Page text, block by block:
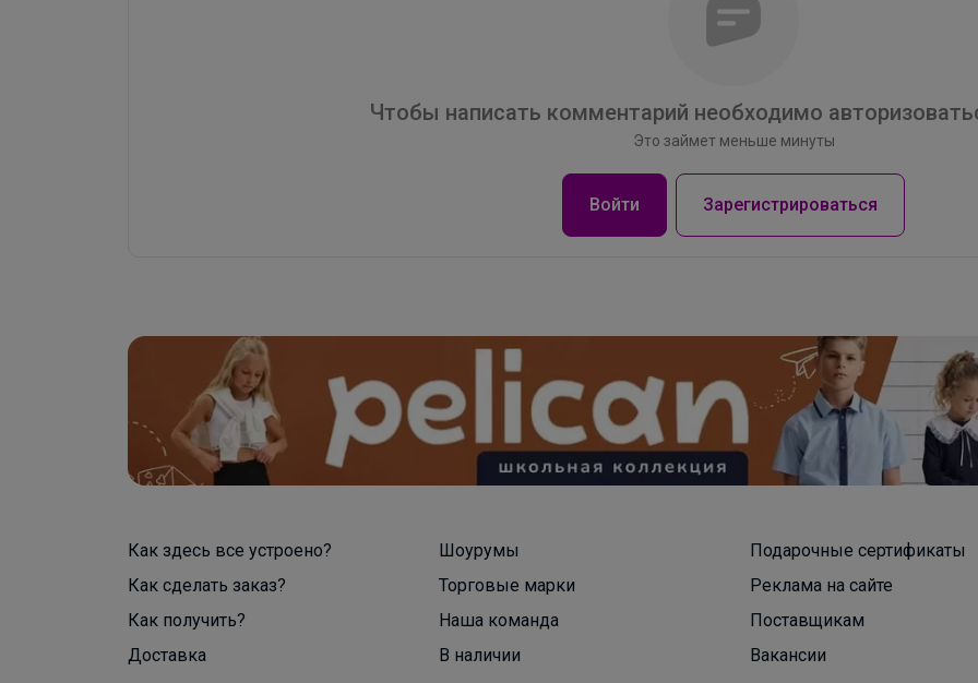
Чтобы написать комментарий необходимо
Это займет меньше минуты
Войти Зарегистрироваться
Как здесь все устроено?
Как сделать заказ?
Как получить?
Доставка
Шоурумы
Торговые марки
Наша команда
В наличии
Подарочные сертификаты
Реклама на сайте
Поставщикам
Вакансии
BODO знает, как превратить классику в
любимую вещь подростка